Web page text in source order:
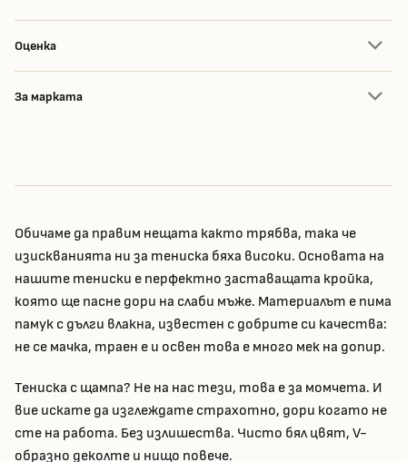
Оценка
За марката
Обичаме да правим нещата както трябва, така че
изискванията ни за тениска бяха високи. Основата на
нашите тениски е перфектно заставащата кройка,
която ще пасне дори на слаби мъже. Материалът е пима
памук с дълги влакна, известен с добрите си качества:
не се мачка, траен е и освен това е много мек на допир.
Тениска с щампа? Не на нас тези, това е за момчета. И
вие искате да изглеждате страхотно, дори когато не
сте на работа. Без излишества. Чисто бял цвят, V-
образно деколте и нищо повече.